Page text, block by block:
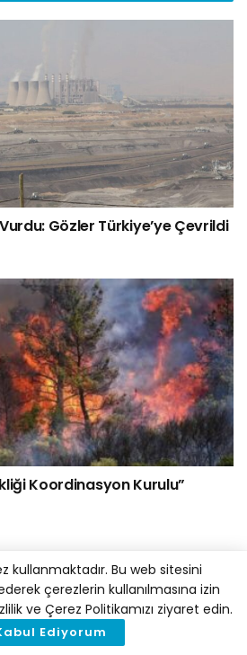
Gözler Türkiye’ye Çevrildi
Koordinasyon Kurulu”
kullanmaktadır. Bu web sitesini
çerezlerin kullanılmasına izin
ve Çerez Politikamızı ziyaret edin.
Ediyorum